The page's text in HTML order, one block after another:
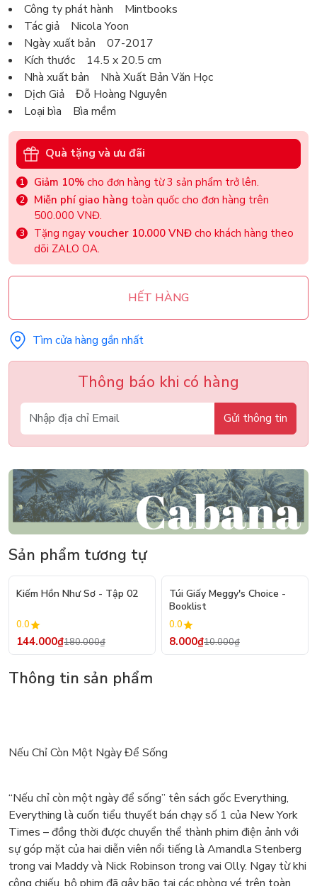
Công ty phát hành Mintbooks
Tác giả Nicola Yoon
Ngày xuất bản 07-2017
Kích thước 14.5 x 20.5 cm
Nhà xuất bản Nhà Xuất Bản Văn Học
Dịch Giả Đỗ Hoàng Nguyên
Loại bìa Bìa mềm
Quà tặng và ưu đãi
Giảm 10% cho đơn hàng từ 3 sản phẩm trở lên.
Miễn phí giao hàng toàn quốc cho đơn hàng trên
500.000 VNĐ.
Tặng ngay voucher 10.000 VNĐ cho khách hàng theo
dõi ZALO OA.
HẾT HÀNG
Tìm cửa hàng gần nhất
Thông báo khi có hàng
Gửi thông tin
Sản phẩm tương tự
- 20%
Kiếm Hồn Như Sơ - Tập 02
0.0
144.000₫180.000₫
Túi Giấy Meggy's Choice -
Booklist
0.0
8.000₫10.000₫
Thông tin sản phẩm
Nếu Chỉ Còn Một Ngày Để Sống
“Nếu chỉ còn một ngày để sống” tên sách gốc Everything,
Everything là cuốn tiểu thuyết bán chạy số 1 của New York
Times – đồng thời được chuyển thể thành phim điện ảnh với
sự góp mặt của hai diễn viên nổi tiếng là Amandla Stenberg
trong vai Maddy và Nick Robinson trong vai Olly. Ngay từ khi